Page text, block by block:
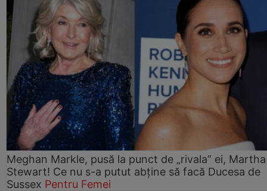
Meghan Markle, pusă la punct de „rivala” ei, Martha
Stewart! Ce nu s-a putut abține să facă Ducesa de
Sussex Pentru Femei